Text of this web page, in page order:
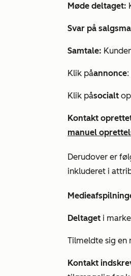
Møde deltaget:
Svar på
Samtale:
Klik påannonce
Klik påsocialt
Kontakt
manuel
Derudover er
inkluderet i
Deltaget i
Tilmeldte sig en
Kontakt